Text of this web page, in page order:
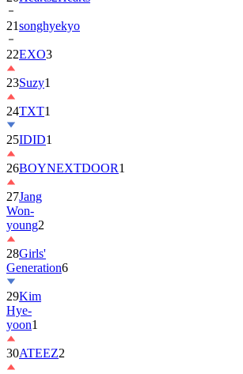
22EXO3
23Suzy1
24TXT1
25IDID1
26BOYNEXTDOOR
27Jang
Won-
young2
28Girls'
Generation
29Kim
Hye-
yoon1
30ATEEZ
312PM2